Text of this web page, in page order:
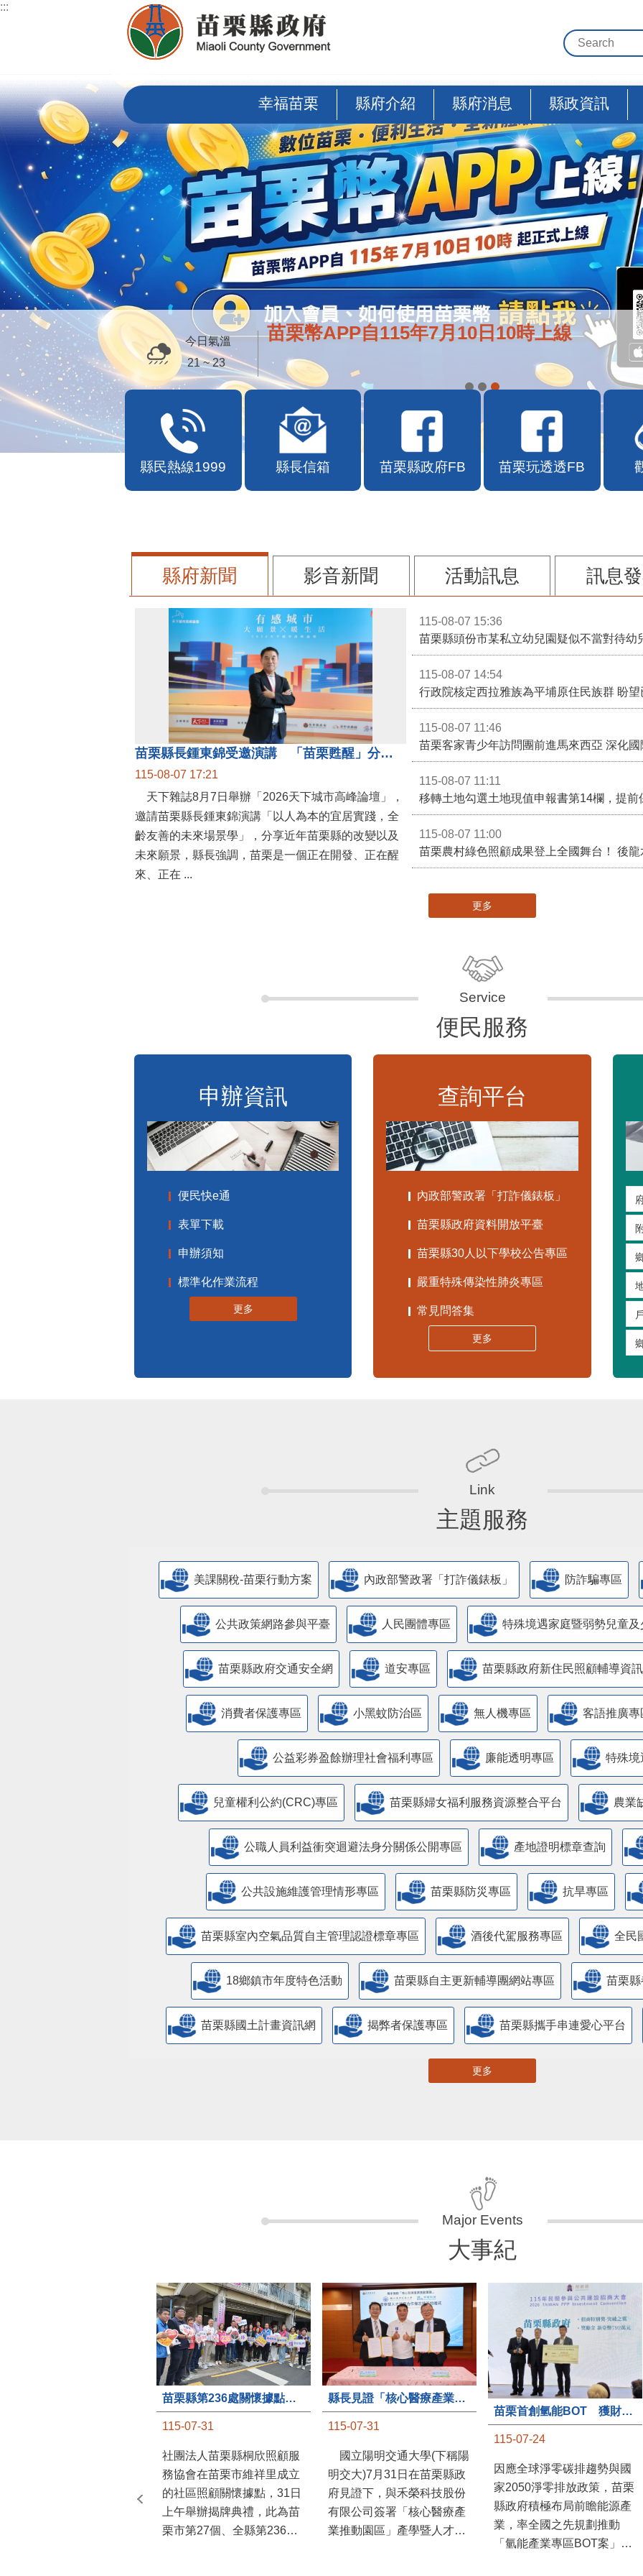
跳到主要內容區塊
:::
幸福苗栗 縣府介紹 縣府消息 縣政資訊
苗栗幣APP自115年7月10日10時上線
今日氣溫
21 ~ 23
縣民熱線1999 縣長信箱 苗栗縣政府FB 苗栗玩透透FB
縣府新聞 影音新聞 活動訊息 訊息
苗栗縣長鍾東錦受邀演講 「苗栗甦醒」分享近年轉變
115-08-07 17:21
天下雜誌8月7日舉辦「2026天下城市高峰論壇」，
邀請苗栗縣長鍾東錦演講「以人為本的宜居實踐，全
齡友善的未來場景學」，分享近年苗栗縣的改變以及
未來願景，縣長強調，苗栗是一個正在開發、正在醒
115-08-07 15:36
苗栗縣頭份市某私立幼兒園疑似不當對待幼
115-08-07 14:54
115-08-07 11:46
苗栗客家青少年訪問團前進馬來西亞 深化
115-08-07 11:11
移轉土地勾選土地現值申報書第14欄，提前
115-08-07 11:00
更多
便民服務
申辦資訊
便民快e通
表單下載
申辦須知
標準化作業流程
更多
查詢平台
內政部警政署「打詐儀錶板」
苗栗縣政府資料開放平臺
苗栗縣30人以下學校公告專區
嚴重特殊傳染性肺炎專區
常見問答集
更多
主題服務
美課關稅-苗栗行動方案 內政部警政署「打詐儀錶板」 防詐騙專區
公共政策網路參與平臺 人民團體專區 特殊境遇家庭暨弱勢兒童
苗栗縣政府交通安全網 道安專區 苗栗縣政府新住民照顧輔導資
消費者保護專區 小黑蚊防治區 無人機專區 客語推廣專
公益彩券盈餘辦理社會福利專區 廉能透明專區 特殊境
兒童權利公約(CRC)專區 苗栗縣婦女福利服務資源整合平台 農業
公職人員利益衝突迴避法身分關係公開專區 產地證明標章查詢
​公共設施維護管理情形專區 苗栗縣防災專區 抗旱專區
苗栗縣室內空氣品質自主管理認證標章專區 酒後代駕服務專區 全民
18鄉鎮市年度特色活動 苗栗縣自主更新輔導團網站專區 苗栗
苗栗縣國土計畫資訊網 揭弊者保護專區 苗栗縣攜手串連愛心平台
更多
大事紀
苗栗縣第236處關懷據點在苗栗市維祥里揭牌
115-07-31
社團法人苗栗縣桐欣照顧服
務協會在苗栗市維祥里成立
的社區照顧關懷據點，31日
上午舉辦揭牌典禮，此為苗
栗市第27個、全縣第236處
115-07-31
國立陽明交通大學(下稱陽
明交大)7月31日在苗栗縣政
府見證下，與禾榮科技股份
有限公司簽署「核心醫療產
業推動園區」產學暨人才培
苗栗首創氫能BOT 獲財政部「突破之翼」肯定
115-07-24
因應全球淨零碳排趨勢與國
家2050淨零排放政策，苗栗
縣政府積極布局前瞻能源產
業，率全國之先規劃推動
「氫能產業專區BOT案」，